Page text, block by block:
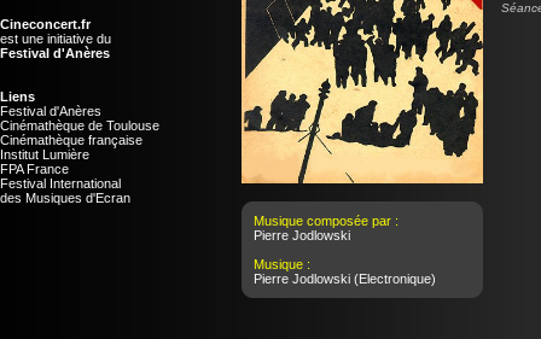
Cineconcert.fr
est une initiative du
Festival d'Anères
Liens
Festival d'Anères
Cinémathèque de Toulouse
Cinémathèque française
Institut Lumière
FPA France
Festival International
des Musiques d'Ecran
Musique composée par :
Pierre Jodlowski
Musique :
Pierre Jodlowski (Electronique)